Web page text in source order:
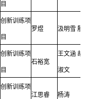
目
创新训练项
目
罗煜 汲明雪 殷
创新训练项
目
石裕宽
王文涵 胡
淑文
创新训练项
江思睿 杨涛